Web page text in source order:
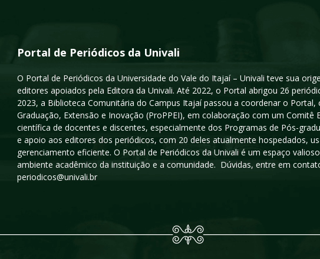
Portal de Periódicos da Univali
O Portal de Periódicos da Universidade do Vale do Itajaí – Univali teve sua
editores apoiados pela Editora da Univali. Até 2022, o Portal abrigou 26
2023, a Biblioteca Comunitária do Campus Itajaí passou a coordenar o
Graduação, Extensão e Inovação (ProPPEI), em colaboração com um
científica de docentes e discentes, especialmente dos Programas de Pós-
e apoio aos editores dos periódicos, com 20 deles atualmente hospedados,
gerenciamento eficiente. O Portal de Periódicos da Univali é um espaço
ambiente acadêmico da instituição e a comunidade. Dúvidas, entre em
periodicos@univali.br